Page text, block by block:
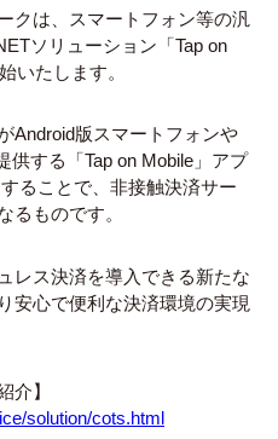
クは、スマートフォン等の汎
ソリューション「Tap on
いたします。
Android版スマートフォンや
供する「Tap on Mobile」アプ
することで、非接触決済サー
るものです。
レス決済を導入できる新たな
安心で便利な決済環境の実現
介】
solution/cots.html